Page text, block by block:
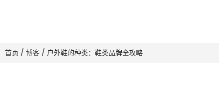
首页 / 博客 / 户外鞋的种类：鞋类品牌全攻略